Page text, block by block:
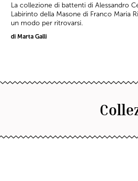
La collezione di battenti di Alessandro
Labirinto della Masone di Franco Maria
un modo per ritrovarsi.
di Marta Galli